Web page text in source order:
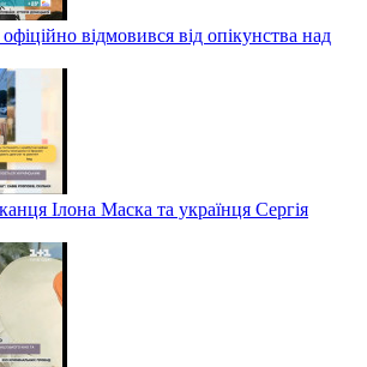
відмовився від опікунства над
Ілона Маска та українця Сергія